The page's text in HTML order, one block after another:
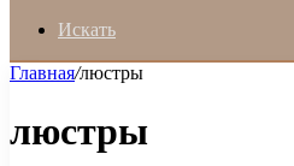
Искать
Главная/люстры
люстры